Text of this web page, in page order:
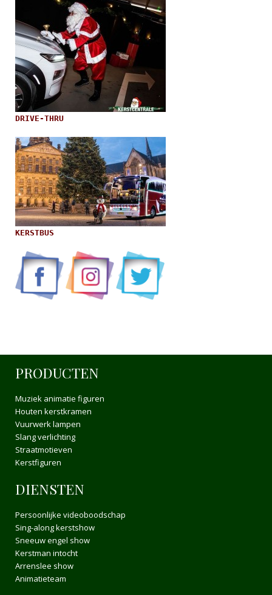
DRIVE-THRU
KERSTBUS
PRODUCTEN
Muziek animatie figuren
Houten kerstkramen
Vuurwerk lampen
Slang verlichting
Straatmotieven
Kerstfiguren
DIENSTEN
Persoonlijke videoboodschap
Sing-along kerstshow
Sneeuw engel show
Kerstman intocht
Arrenslee show
Animatieteam